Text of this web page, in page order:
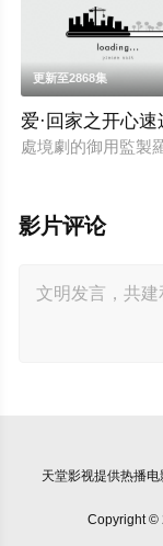
更新至2868集
爱·回家之开心速
處境劇的御用監製
影片评论
天堂影视提供热播
Copyright ©